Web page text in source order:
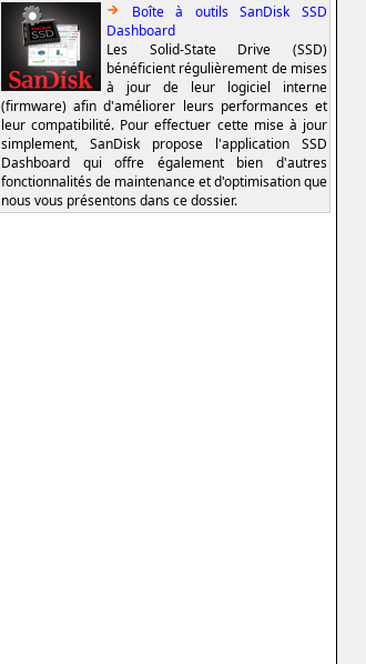
Boîte à outils SanDisk SSD
Dashboard
Les Solid-State Drive (SSD)
bénéficient régulièrement de mises
à jour de leur logiciel interne
(firmware) afin d'améliorer leurs performances et
leur compatibilité. Pour effectuer cette mise à jour
simplement, SanDisk propose l'application SSD
Dashboard qui offre également bien d'autres
fonctionnalités de maintenance et d'optimisation que
nous vous présentons dans ce dossier.